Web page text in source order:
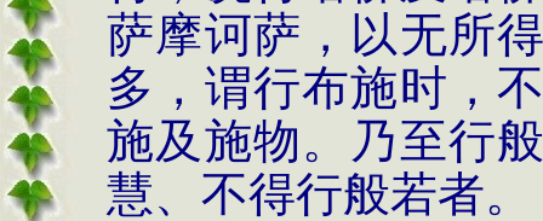
萨摩诃萨，以无所
多，谓行布施时，
施及施物。乃至行
慧、不得行般若者。